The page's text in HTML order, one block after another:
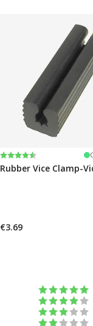
Beoordeling:
4.6 uit 5 sterren
Rubber Vice Clamp-
€3.69